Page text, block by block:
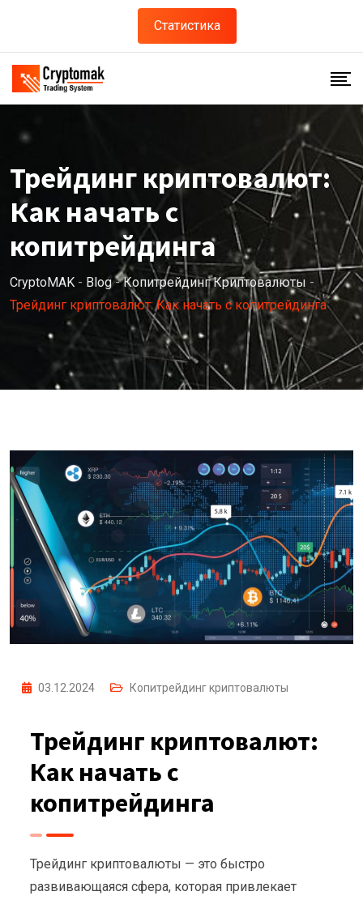
Статистика
Трейдинг криптовалют:
Как начать с
копитрейдинга
CryptoMAK - Blog-Копитрейдинг Криптовалюты -
Трейдинг криптовалют: Как начать с копитрейдинга
03.12.2024 Копитрейдинг криптовалюты
Трейдинг криптовалют:
Как начать с
копитрейдинга
Трейдинг криптовалюты — это быстро
развивающаяся сфера, которая привлекает